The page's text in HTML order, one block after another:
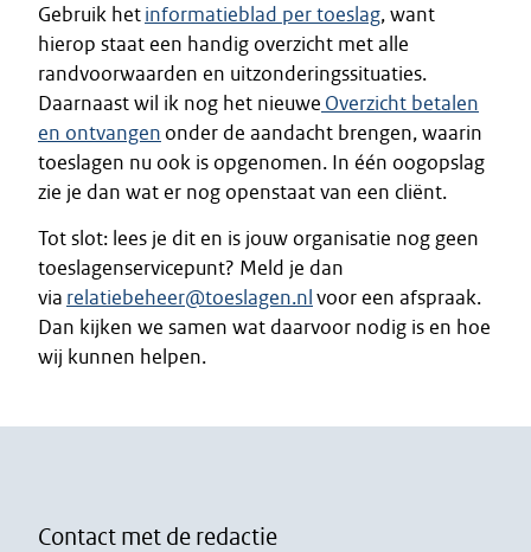
Gebruik hetinformatieblad per toeslag, want
hierop staat een handig overzicht met alle
randvoorwaarden en uitzonderingssituaties.
Daarnaast wil ik nog het nieuwe Overzicht betalen
en ontvangen onder de aandacht brengen, waarin
toeslagen nu ook is opgenomen. In één oogopslag
zie je dan wat er nog openstaat van een cliënt.
Tot slot: lees je dit en is jouw organisatie nog geen
toeslagenservicepunt? Meld je dan
via relatiebeheer@toeslagen.nl voor een afspraak.
Dan kijken we samen wat daarvoor nodig is en hoe
wij kunnen helpen.
Contact met de redactie